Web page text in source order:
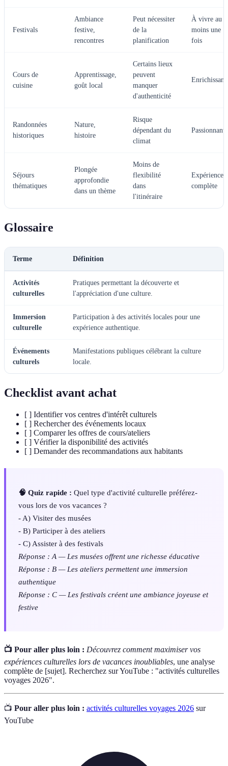
Festivals
Ambiance
festive,
rencontres
Peut nécessiter
de la
planification
À vivre au
moins une
fois
Cours de
cuisine
Apprentissage,
goût local
Certains lieux
peuvent
manquer
d'authenticité
Enrichissant
Randonnées
historiques
Nature,
histoire
Risque
dépendant du
climat
Passionnant
Séjours
thématiques
Plongée
approfondie
dans un thème
Moins de
flexibilité
dans
l'itinéraire
Expérience
complète
Glossaire
Terme Définition
Activités
culturelles
Pratiques permettant la découverte et
l'appréciation d'une culture.
Immersion
culturelle
Participation à des activités locales pour une
expérience authentique.
Événements
culturels
Manifestations publiques célébrant la culture
locale.
Checklist avant achat
[ ] Identifier vos centres d'intérêt culturels
[ ] Rechercher des événements locaux
[ ] Comparer les offres de cours/ateliers
[ ] Vérifier la disponibilité des activités
[ ] Demander des recommandations aux habitants
🧠 Quiz rapide : Quel type d'activité culturelle préférez-
vous lors de vos vacances ?
- A) Visiter des musées
- B) Participer à des ateliers
- C) Assister à des festivals
Réponse : A — Les musées offrent une richesse éducative
Réponse : B — Les ateliers permettent une immersion
authentique
Réponse : C — Les festivals créent une ambiance joyeuse et
festive
📺 Pour aller plus loin : Découvrez comment maximiser vos
expériences culturelles lors de vacances inoubliables, une analyse
complète de [sujet]. Recherchez sur YouTube : "activités culturelles
voyages 2026".
📺 Pour aller plus loin : activités culturelles voyages 2026 sur
YouTube